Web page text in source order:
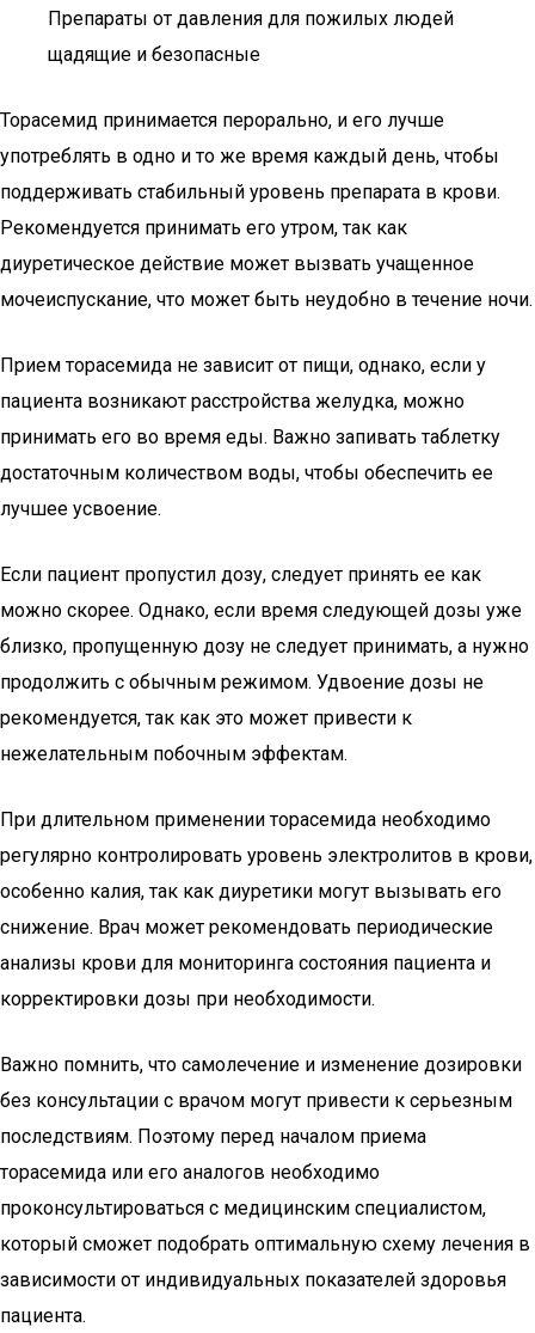
Препараты от давления для пожилых людей
щадящие и безопасные
Торасемид принимается перорально, и его лучше
употреблять в одно и то же время каждый день, чтобы
поддерживать стабильный уровень препарата в крови.
Рекомендуется принимать его утром, так как
диуретическое действие может вызвать учащенное
мочеиспускание, что может быть неудобно в течение ночи.
Прием торасемида не зависит от пищи, однако, если у
пациента возникают расстройства желудка, можно
принимать его во время еды. Важно запивать таблетку
достаточным количеством воды, чтобы обеспечить ее
лучшее усвоение.
Если пациент пропустил дозу, следует принять ее как
можно скорее. Однако, если время следующей дозы уже
близко, пропущенную дозу не следует принимать, а нужно
продолжить с обычным режимом. Удвоение дозы не
рекомендуется, так как это может привести к
нежелательным побочным эффектам.
При длительном применении торасемида необходимо
регулярно контролировать уровень электролитов в крови,
особенно калия, так как диуретики могут вызывать его
снижение. Врач может рекомендовать периодические
анализы крови для мониторинга состояния пациента и
корректировки дозы при необходимости.
Важно помнить, что самолечение и изменение дозировки
без консультации с врачом могут привести к серьезным
последствиям. Поэтому перед началом приема
торасемида или его аналогов необходимо
проконсультироваться с медицинским специалистом,
который сможет подобрать оптимальную схему лечения в
зависимости от индивидуальных показателей здоровья
пациента.